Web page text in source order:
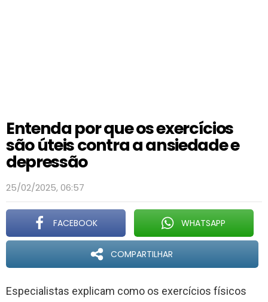
Entenda por que os exercícios
são úteis contra a ansiedade e
depressão
25/02/2025, 06:57
FACEBOOK WHATSAPP
COMPARTILHAR
Especialistas explicam como os exercícios físicos